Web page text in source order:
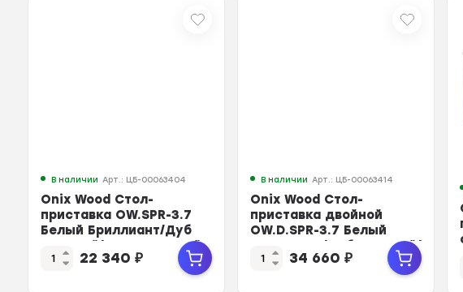
В наличии Арт.: ЦБ-00063404
Onix Wood Стол-
приставка OW.SPR-3.7
Белый Бриллиант/Дуб
Светлый/Металл Белый
...
22 340 ₽
В наличии Арт.: ЦБ-00063414
Onix Wood Стол-
приставка двойной
OW.D.SPR-3.7 Белый
Бриллиант/Дуб Светлый/
Мет... 34 660 ₽